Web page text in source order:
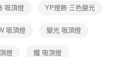
金額後，即可完成結帳。
行付款，方視為交易完成。
取消之訂單仍視為有效，需透過AFTEE先享
吸頂燈 YP燈飾 三色變光
吸頂燈 變光 吸頂燈
燈 鐵 吸頂燈